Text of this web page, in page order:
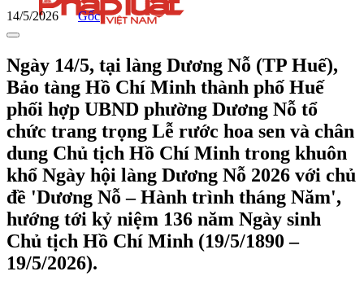
14/5/2026 Gốc
Ngày 14/5, tại làng Dương Nỗ (TP Huế),
Bảo tàng Hồ Chí Minh thành phố Huế
phối hợp UBND phường Dương Nỗ tổ
chức trang trọng Lễ rước hoa sen và chân
dung Chủ tịch Hồ Chí Minh trong khuôn
khổ Ngày hội làng Dương Nỗ 2026 với chủ
đề 'Dương Nỗ – Hành trình tháng Năm',
hướng tới kỷ niệm 136 năm Ngày sinh
Chủ tịch Hồ Chí Minh (19/5/1890 –
19/5/2026).